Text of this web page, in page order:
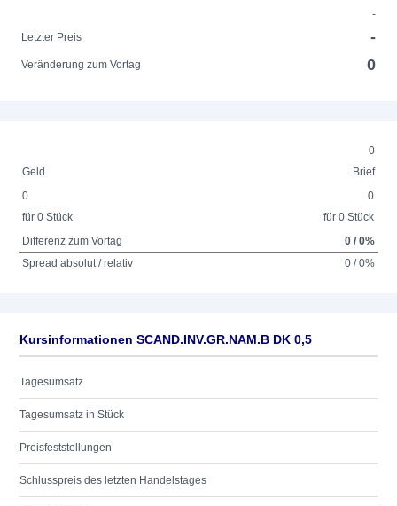
-
Letzter Preis
-
Veränderung zum Vortag 0
0
Geld
Brief
0
für 0 Stück
0
für 0 Stück
Differenz zum Vortag
0 / 0%
Spread absolut / relativ
0 / 0%
Kursinformationen SCAND.INV.GR.NAM.B DK 0,5
Tagesumsatz
Tagesumsatz in Stück
Preisfeststellungen
Schlusspreis des letzten Handelstages